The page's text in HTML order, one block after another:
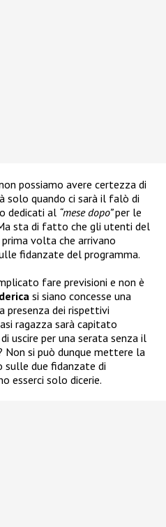
possiamo avere certezza di
solo quando ci sarà il falò di
dedicati al “mese dopo”per le
sta di fatto che gli utenti del
volta che arrivano
fidanzate del programma.
fare previsioni e non è
si siano concesse una
presenza dei rispettivi
ragazza sarà capitato
uscire per una serata senza il
si può dunque mettere la
sulle due fidanzate di
esserci solo dicerie.